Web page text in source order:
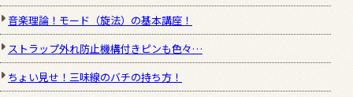
音楽理論！モード（旋法）の基本講座！
ストラップ外れ防止機構付きピンも色々…
ちょい見せ！三味線のバチの持ち方！